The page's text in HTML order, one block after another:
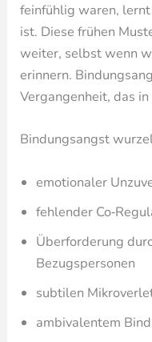
feinfühlig waren,
ist. Diese frühen
weiter, selbst wenn
erinnern.
Vergangenheit, das
Bindungsangst
emotionaler
fehlender
Überforderung
Bezugspersonen
subtilen
ambivalentem